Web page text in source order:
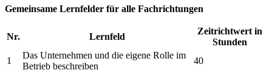
Gemeinsame Lernfelder für alle Fachrichtungen
Nr. Lernfeld
Zeitrichtwert in
Stunden
1
Das Unternehmen und die eigene Rolle im
Betrieb beschreiben
40